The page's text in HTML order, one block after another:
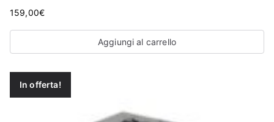
159,00€
Aggiungi al carrello
In offerta!